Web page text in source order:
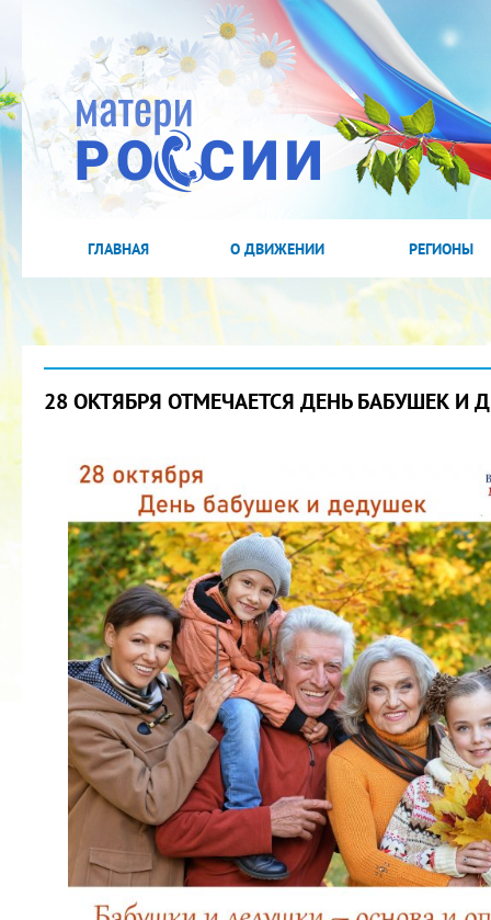
ГЛАВНАЯ О ДВИЖЕНИИ РЕГИОНЫ
28 ОКТЯБРЯ ОТМЕЧАЕТСЯ ДЕНЬ БАБУШЕК И
2022 ГОД ПРОВОЗГЛАШЕН ГОДОМ
МАТЕРИ В ЯКУТИИ
19.12.2021